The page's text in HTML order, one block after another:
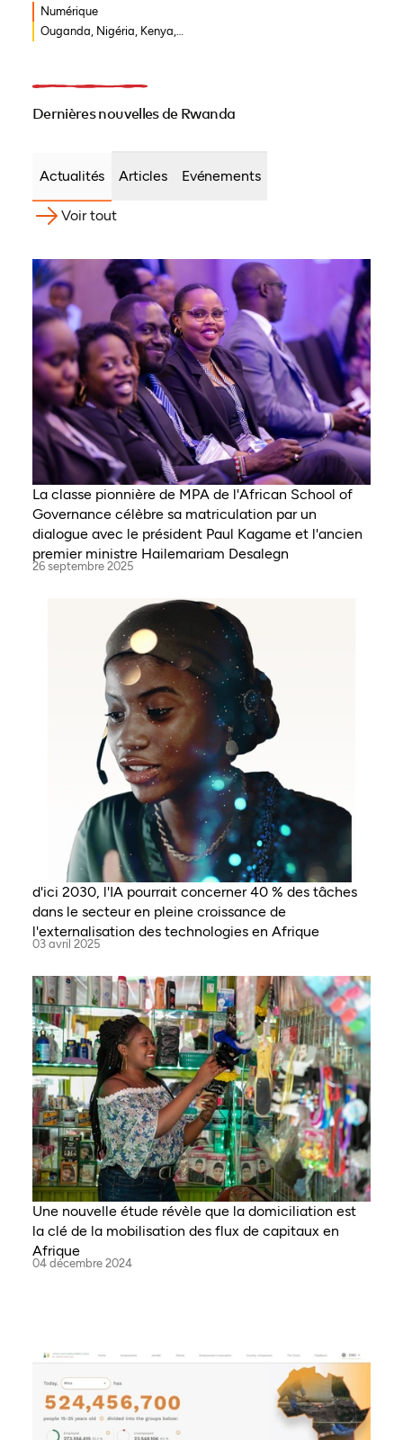
Numérique
Ouganda, Nigéria, Kenya,
Dernières nouvelles de Rwanda
Actualités Articles Evénements
Voir tout
La classe pionnière de MPA de l'African School of
Governance célèbre sa matriculation par un
dialogue avec le président Paul Kagame et l'ancien
premier ministre Hailemariam Desalegn
26 septembre 2025
d'ici 2030, l'IA pourrait concerner 40 % des tâches
dans le secteur en pleine croissance de
l'externalisation des technologies en Afrique
03 avril 2025
Une nouvelle étude révèle que la domiciliation est
la clé de la mobilisation des flux de capitaux en
Afrique
04 décembre 2024